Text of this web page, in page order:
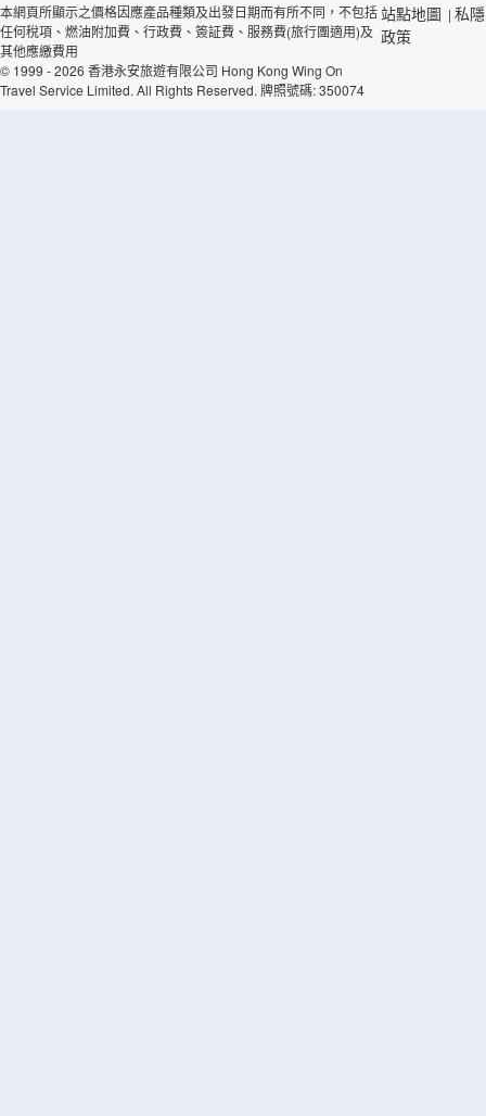
本網頁所顯示之價格因應產品種類及出發日期而有所不同，不包括
任何稅項、燃油附加費、行政費、簽証費、服務費(旅行團適用)及
其他應繳費用
© 1999 - 2026 香港永安旅遊有限公司 Hong Kong Wing On
Travel Service Limited. All Rights Reserved. 牌照號碼: 350074
站點地圖 | 私隱
政策